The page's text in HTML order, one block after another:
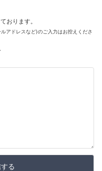
おります。
アドレスなど)のご入力はお控えくださ
る